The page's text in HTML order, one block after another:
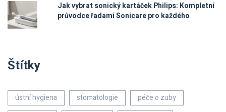
Jak vybrat sonický kartáček Philips: Kompletní
průvodce řadami Sonicare pro každého
Štítky
ústní hygiena stomatologie
péče o zuby